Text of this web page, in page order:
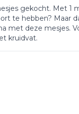
gekocht. Met 1
te hebben? Maar
met deze mesjes.
kruidvat.